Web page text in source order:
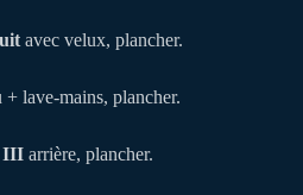
avec velux, plancher.
+ lave-mains, plancher.
III arrière, plancher.